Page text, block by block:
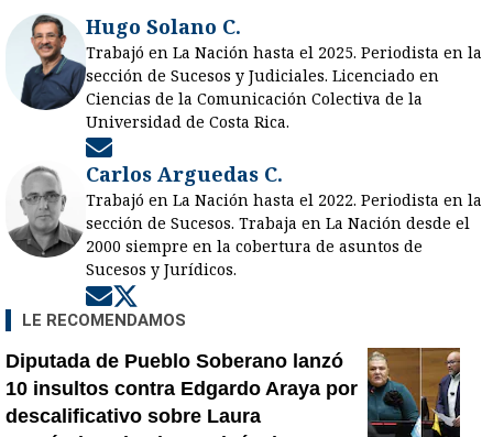
Hugo Solano C.
Trabajó en La Nación hasta el 2025. Periodista en la
sección de Sucesos y Judiciales. Licenciado en
Ciencias de la Comunicación Colectiva de la
Universidad de Costa Rica.
Carlos Arguedas C.
Trabajó en La Nación hasta el 2022. Periodista en la
sección de Sucesos. Trabaja en La Nación desde el
2000 siempre en la cobertura de asuntos de
Sucesos y Jurídicos.
Opens in new window
LE RECOMENDAMOS
Diputada de Pueblo Soberano lanzó
10 insultos contra Edgardo Araya por
descalificativo sobre Laura